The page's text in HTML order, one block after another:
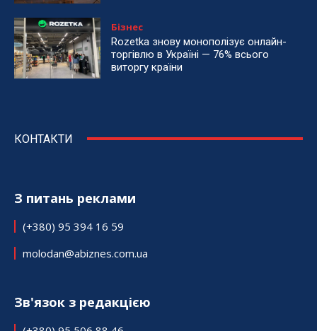
Бізнес
Rozetka знову монополізує онлайн-
торгівлю в Україні — 76% всього
виторгу країни
КОНТАКТИ
З питань реклами
(+380) 95 394 16 59
molodan@abiznes.com.ua
Зв'язок з редакцією